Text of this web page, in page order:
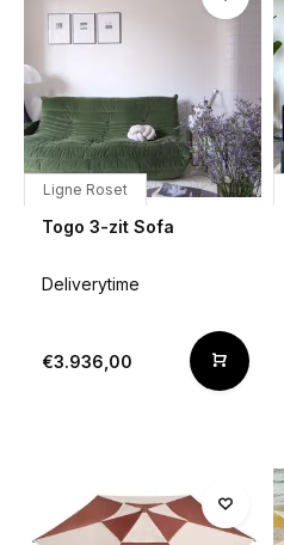
Ligne Roset
Togo 3-zit Sofa
Deliverytime
€3.936,00